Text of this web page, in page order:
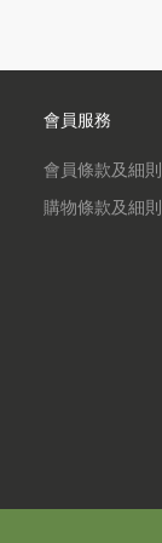
會員服務
會員條款及細則
購物條款及細則